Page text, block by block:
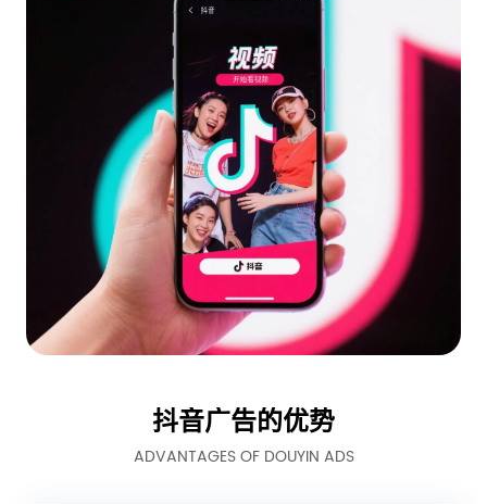
抖音广告的优势
ADVANTAGES OF DOUYIN ADS